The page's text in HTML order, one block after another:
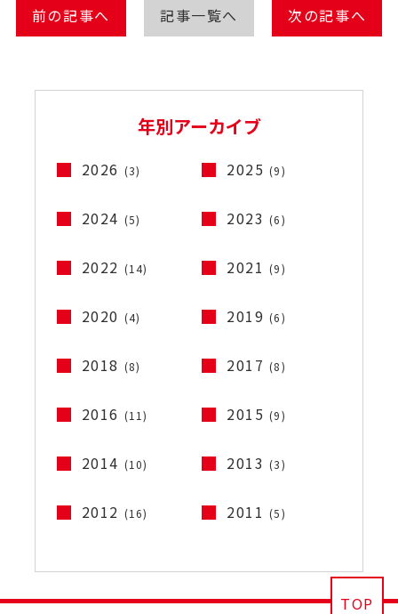
前の記事へ 記事一覧へ 次の記事へ
年別アーカイブ
2026 (3) 2025 (9)
2024 (5) 2023 (6)
2022 (14) 2021 (9)
2020 (4) 2019 (6)
2018 (8) 2017 (8)
2016 (11) 2015 (9)
2014 (10) 2013 (3)
2012 (16) 2011 (5)
TOP